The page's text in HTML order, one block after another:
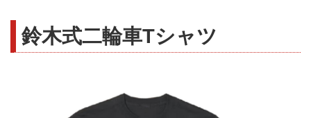
鈴木式二輪車Tシャツ